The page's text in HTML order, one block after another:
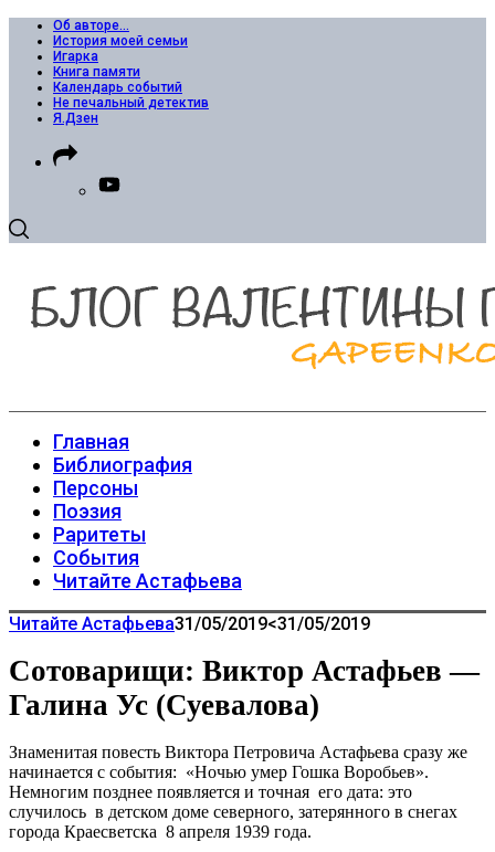
Об авторе…
История моей семьи
Игарка
Книга памяти
Календарь событий
Не печальный детектив
Я.Дзен
Главная
Библиография
Персоны
Поэзия
Раритеты
События
Читайте Астафьева
Читайте Астафьева31/05/2019<31/05/2019
Сотоварищи: Виктор Астафьев —
Галина Ус (Суевалова)
Знаменитая повесть Виктора Петровича Астафьева сразу же
начинается с события: «Ночью умер Гошка Воробьев».
Немногим позднее появляется и точная его дата: это
случилось в детском доме северного, затерянного в снегах
города Краесветска 8 апреля 1939 года.